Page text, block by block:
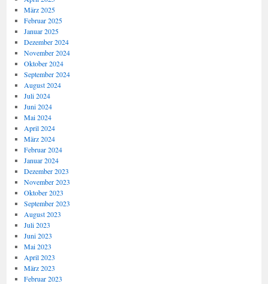
März 2025
Februar 2025
Januar 2025
Dezember 2024
November 2024
Oktober 2024
September 2024
August 2024
Juli 2024
Juni 2024
Mai 2024
April 2024
März 2024
Februar 2024
Januar 2024
Dezember 2023
November 2023
Oktober 2023
September 2023
August 2023
Juli 2023
Juni 2023
Mai 2023
April 2023
März 2023
Februar 2023